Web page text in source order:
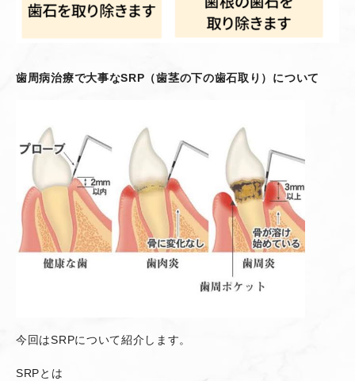
歯周病治療で大事なSRP （歯茎の下の歯石取り）について
今回はSRPについて紹介します。
SRPとは